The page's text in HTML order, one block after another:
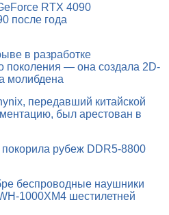
RTX 4090
после года
в разработке
поколения — она создала 2D-
молибдена
передавший китайской
был арестован в
рубеж DDR5-8800
беспроводные наушники
1000XM4 шестилетней